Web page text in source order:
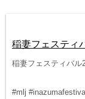
稲妻フェスティ
稲妻フェスティバル
#mlj